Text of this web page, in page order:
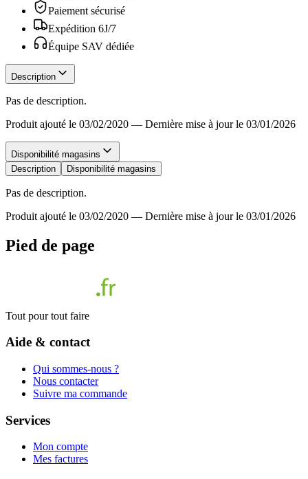
Paiement sécurisé
Expédition 6J/7
Équipe SAV dédiée
Description
Pas de description.
Produit ajouté le 03/02/2020 — Dernière mise à jour le 03/01/2026
Disponibilité magasins
Description
Disponibilité magasins
Pas de description.
Produit ajouté le 03/02/2020 — Dernière mise à jour le 03/01/2026
Pied de page
Tout pour tout faire
Aide & contact
Qui sommes-nous ?
Nous contacter
Suivre ma commande
Services
Mon compte
Mes factures